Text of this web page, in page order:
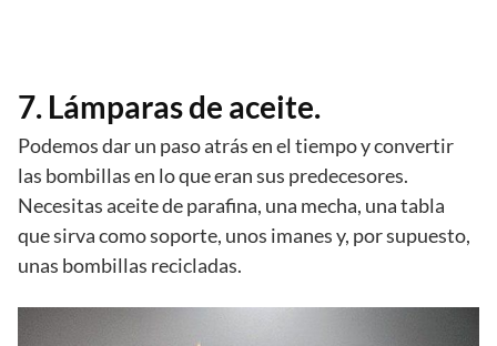
7. Lámparas de aceite.
Podemos dar un paso atrás en el tiempo y convertir
las bombillas en lo que eran sus predecesores.
Necesitas aceite de parafina, una mecha, una tabla
que sirva como soporte, unos imanes y, por supuesto,
unas bombillas recicladas.